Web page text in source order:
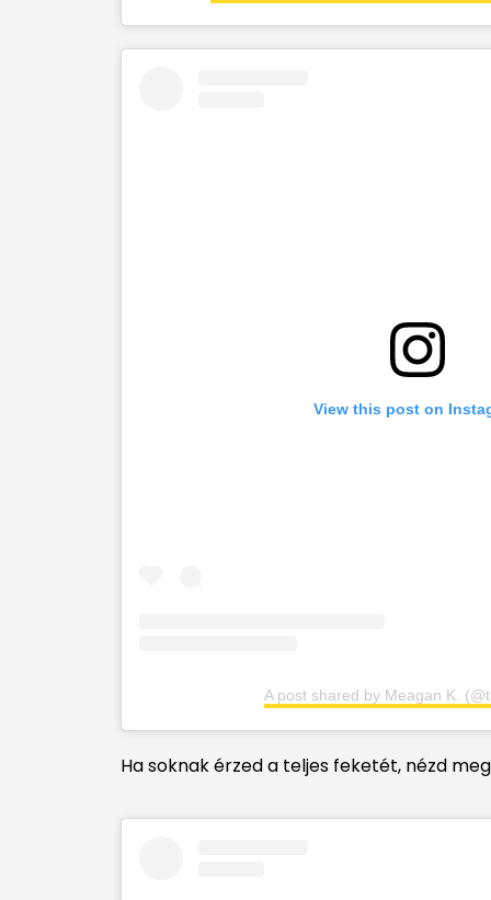
View this post on
A post shared by Meagan K.
Ha soknak érzed a teljes feketét, nézd